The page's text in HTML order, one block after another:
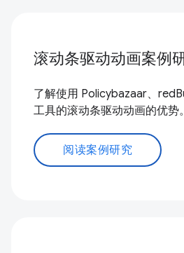
滚动条驱动动画案例
了解使用 Policybazaar、
工具的滚动条驱动动画的优势。
阅读案例研究